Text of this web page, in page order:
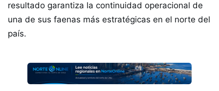
resultado garantiza la continuidad operacional de
una de sus faenas más estratégicas en el norte del
país.